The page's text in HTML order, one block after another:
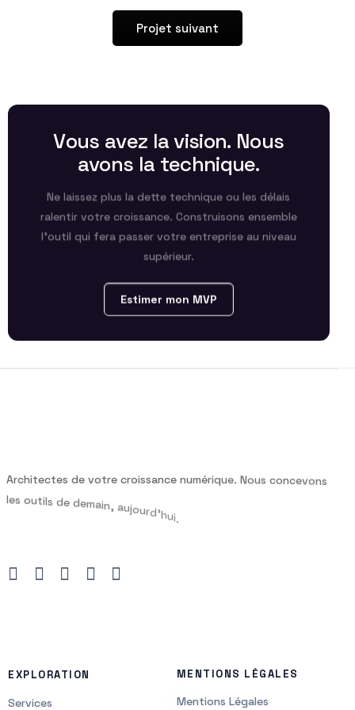
Projet suivant
Vous avez lavision. Nous
avons la technique.
Ne laissez plus la dette technique ou les délais
ralentir votre croissance. Construisons ensemble
l’outil qui fera passer votre entreprise au niveau
supérieur.
Estimer mon MVP
Architectes de votre croissance numérique. Nous concevons
les outils de dem i
EXPLORATION
Services
MENTIONS LÉGALES
Mentions Légales